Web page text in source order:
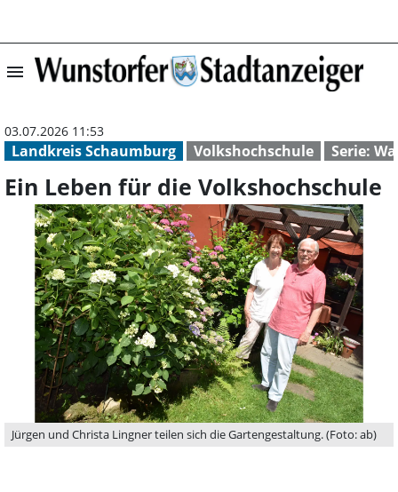
menu Ein Leben für
Landkreis Schaumburg Volkshochschule Serie:
03.07.2026 11:53
Ein Leben für die Volkshochschule
Jürgen und Christa Lingner teilen sich die Gartengestaltung. (Foto: ab)